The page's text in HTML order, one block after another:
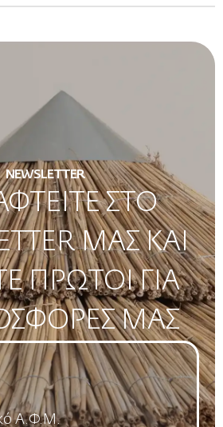
NEWSLETTER
ΣΤΟ
ΜΑΣ ΚΑΙ
ΠΡΩΤΟΙ ΓΙΑ
ΜΑΣ